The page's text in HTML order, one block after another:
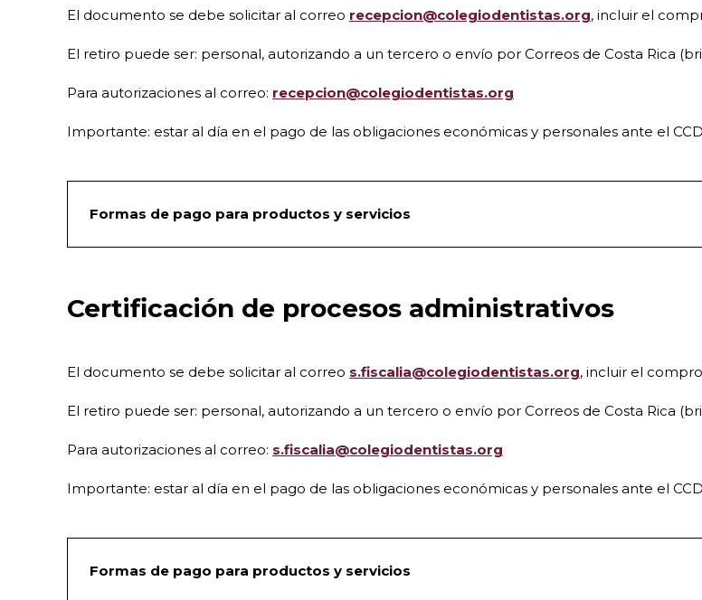
El documento se debe solicitar al correo recepcion@colegiodentistas.org, incluir el
El retiro puede ser: personal, autorizando a un tercero o envío por Correos de Costa Rica
Para autorizaciones al correo: recepcion@colegiodentistas.org
Importante: estar al día en el pago de las obligaciones económicas y personales ante el
Formas de pago para productos y servicios
Certificación de procesos administrativos
El documento se debe solicitar al correo s.fiscalia@colegiodentistas.org, incluir el
El retiro puede ser: personal, autorizando a un tercero o envío por Correos de Costa Rica
Para autorizaciones al correo: s.fiscalia@colegiodentistas.org
Importante: estar al día en el pago de las obligaciones económicas y personales ante el
Formas de pago para productos y servicios